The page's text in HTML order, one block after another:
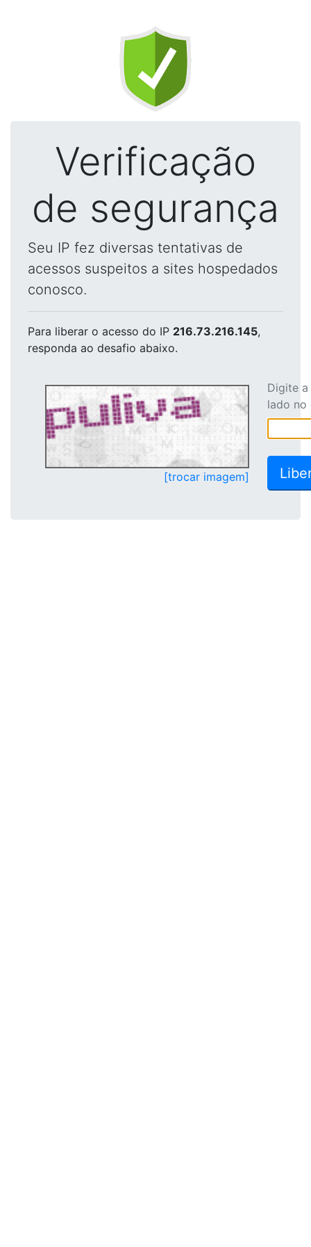
Verificação
de segurança
Seu IP fez diversas tentativas de
acessos suspeitos a sites hospedados
conosco.
Para liberar o acesso do IP 216.73.216.145,
responda ao desafio abaixo.
[trocar imagem]
Digite
lado no